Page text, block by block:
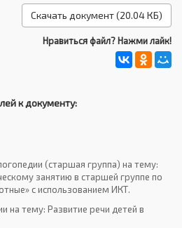
Скачать документ (20.04 КБ)
Нравиться файл? Нажми лайк!
к документу:
(старшая группа) на тему:
занятию в старшей группе по
с использованием ИКТ.
на тему: Развитие речи детей в